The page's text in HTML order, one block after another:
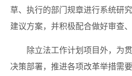
草、执行的部门规章进行系统研
建议方案，并积极配合做好审查
除立法工作计划项目外，为贯
决策部署，推进各项改革举措需